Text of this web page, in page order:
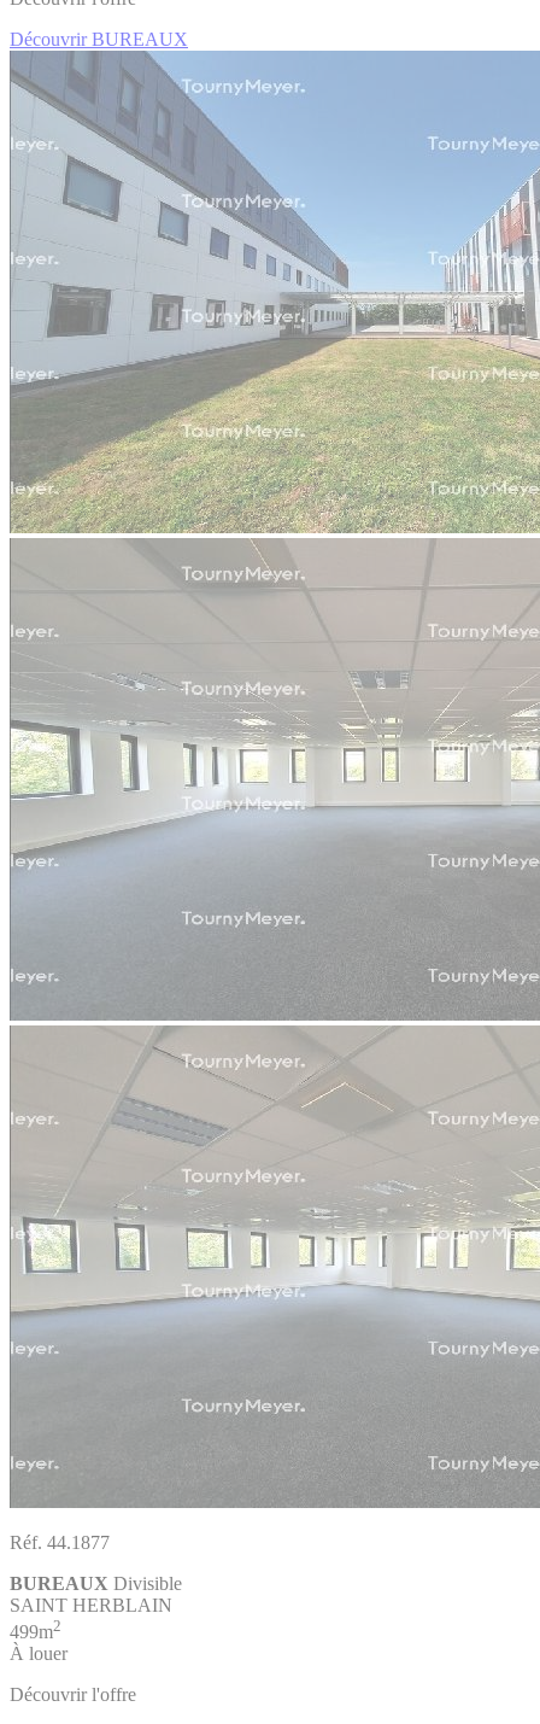
Découvrir BUREAUX
Réf. 44.1877
BUREAUX Divisible
SAINT HERBLAIN
499m2
À louer
Découvrir l'offre